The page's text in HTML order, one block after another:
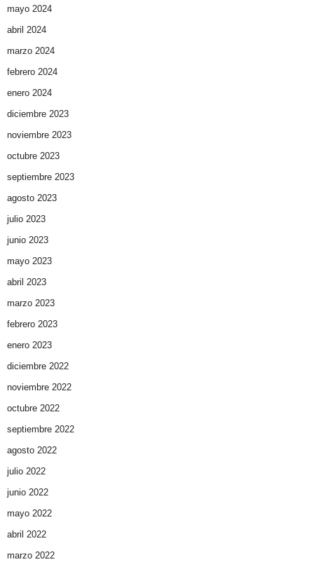
mayo 2024
abril 2024
marzo 2024
febrero 2024
enero 2024
diciembre 2023
noviembre 2023
octubre 2023
septiembre 2023
agosto 2023
julio 2023
junio 2023
mayo 2023
abril 2023
marzo 2023
febrero 2023
enero 2023
diciembre 2022
noviembre 2022
octubre 2022
septiembre 2022
agosto 2022
julio 2022
junio 2022
mayo 2022
abril 2022
marzo 2022